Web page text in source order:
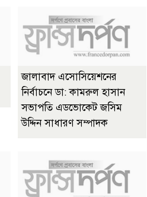
জালাবাদ এসোসিয়েশনের
নির্বাচনে ডা: কামরুল হাসান
সভাপতি এডভোকেট জসিম
উদ্দিন সাধারণ সম্পাদক